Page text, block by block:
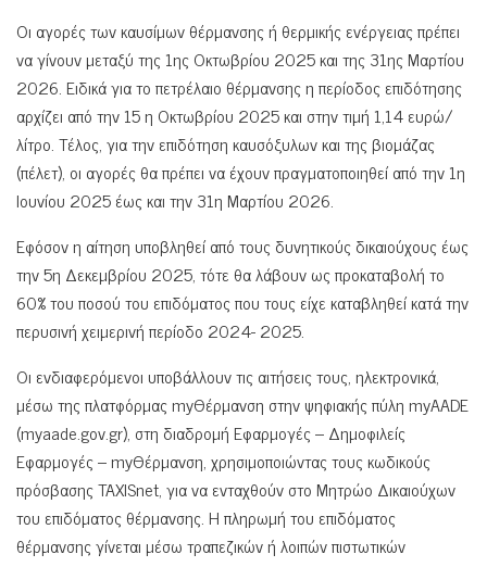
Οι αγορές των καυσίμων θέρμανσης ή θερμικής ενέργειας πρέπει
να γίνουν μεταξύ της 1ης Οκτωβρίου 2025 και της 31ης Μαρτίου
2026. Ειδικά για το πετρέλαιο θέρμανσης η περίοδος επιδότησης
αρχίζει από την 15 η Οκτωβρίου 2025 και στην τιμή 1,14 ευρώ/
λίτρο. Τέλος, για την επιδότηση καυσόξυλων και της βιομάζας
(πέλετ), οι αγορές θα πρέπει να έχουν πραγματοποιηθεί από την 1η
Ιουνίου 2025 έως και την 31η Μαρτίου 2026.
Εφόσον η αίτηση υποβληθεί από τους δυνητικούς δικαιούχους έως
την 5η Δεκεμβρίου 2025, τότε θα λάβουν ως προκαταβολή το
60% του ποσού του επιδόματος που τους είχε καταβληθεί κατά την
περυσινή χειμερινή περίοδο 2024- 2025.
Οι ενδιαφερόμενοι υποβάλλουν τις αιτήσεις τους, ηλεκτρονικά,
μέσω της πλατφόρμας myΘέρμανση στην ψηφιακής πύλη myAADE
(myaade.gov.gr), στη διαδρομή Εφαρμογές – Δημοφιλείς
Εφαρμογές – myΘέρμανση, χρησιμοποιώντας τους κωδικούς
πρόσβασης TAXISnet, για να ενταχθούν στο Μητρώο Δικαιούχων
του επιδόματος θέρμανσης. Η πληρωμή του επιδόματος
θέρμανσης γίνεται μέσω τραπεζικών ή λοιπών πιστωτικών